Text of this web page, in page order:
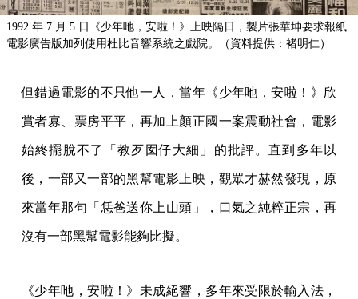
1992 年 7 月 5 日《少年吔，安啦！》上映隔日，製片張華坤要求報紙
電影廣告版加列使用杜比音響系統之戲院。（資料提供：褚明仁）
但錯過電影的不只他一人，當年《少年吔，安啦！》欣
賞者寡、票房平平，再加上顏正國一案震動社會，電影
始終擺脫不了「教歹囡仔大細」的批評。直到多年以
後，一部又一部的黑幫電影上映，觀眾才赫然發現，原
來當年那句「恁爸送你上山頭」，口氣之純粹正宗，再
沒有一部黑幫電影能夠比擬。
《少年吔，安啦！》未成絕響，多年來受限於輸入法，